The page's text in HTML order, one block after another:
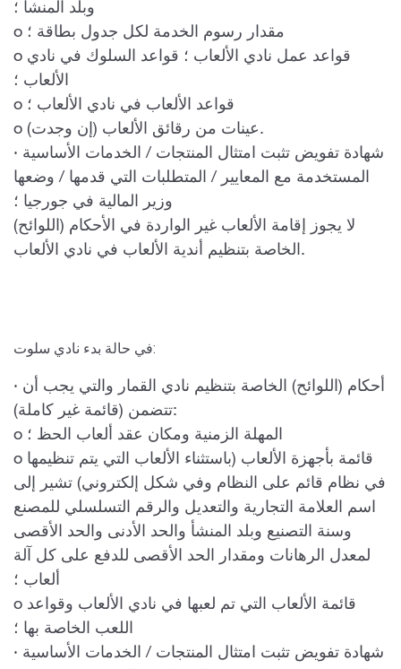
وبلد المنشأ ؛
o مقدار رسوم الخدمة لكل جدول بطاقة ؛
o قواعد عمل نادي الألعاب ؛ قواعد السلوك في نادي
الألعاب ؛
o قواعد الألعاب في نادي الألعاب ؛
o عينات من رقائق الألعاب (إن وجدت).
· شهادة تفويض تثبت امتثال المنتجات / الخدمات الأساسية
المستخدمة مع المعايير / المتطلبات التي قدمها / وضعها
وزير المالية في جورجيا ؛
لا يجوز إقامة الألعاب غير الواردة في الأحكام (اللوائح)
الخاصة بتنظيم أندية الألعاب في نادي الألعاب.
في حالة بدء نادي سلوت:
· أحكام (اللوائح) الخاصة بتنظيم نادي القمار والتي يجب أن
تتضمن (قائمة غير كاملة):
o المهلة الزمنية ومكان عقد ألعاب الحظ ؛
o قائمة بأجهزة الألعاب (باستثناء الألعاب التي يتم تنظيمها
في نظام قائم على النظام وفي شكل إلكتروني) تشير إلى
اسم العلامة التجارية والتعديل والرقم التسلسلي للمصنع
وسنة التصنيع وبلد المنشأ والحد الأدنى والحد الأقصى
لمعدل الرهانات ومقدار الحد الأقصى للدفع على كل آلة
ألعاب ؛
o قائمة الألعاب التي تم لعبها في نادي الألعاب وقواعد
اللعب الخاصة بها ؛
· شهادة تفويض تثبت امتثال المنتجات / الخدمات الأساسية